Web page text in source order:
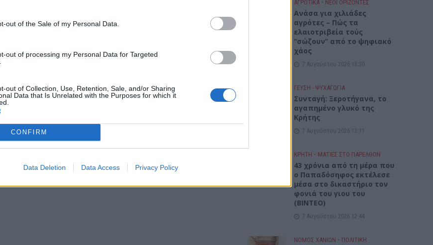
out of the Sale of my Personal Data.
out of processing my Personal Data for Targeted
out of Collection, Use, Retention, Sale, and/or Sharing
Data that Is Unrelated with the Purposes for which it
CONFIRM
Data Deletion Data Access Privacy Policy
ΑΓΡΟΤΙΚΑ • ΝΕΟΙ ΟΡΙΖΟΝΤΕΣ
Ανάσα για χιλιάδες
αγρότες – Πώς τα
ελαιοτριβεία τούς
“σώζουν” από το ψηφιακό
χάος
7 Αυγούστου 2026 13:30
ΓΕΎΣΗ - ΨΥΧΑΓΩΓΊΑ
Συνταγή: Ξεροτήγανα, το
αγαπημένο γλυκό της
Κρήτης
7 Αυγούστου 2026 13:11
ΚΡΗΤΗ • ΜΑΤΙΕΣ ΣΤΟ ΠΑΡΕΛΘΟΝ
43 χρόνια από τη μέρα που
ο Παπαδόσηφος εκτέλεσε
μέσα στο δικαστήριο τον
φονιά του γιου του
(ΒΙΝΤΕΟ)
7 Αυγούστου 2026 12:44
ΝΟΜΌΣ ΧΑΝΊΩΝ • ΠΟΛΙΤΙΚΗ